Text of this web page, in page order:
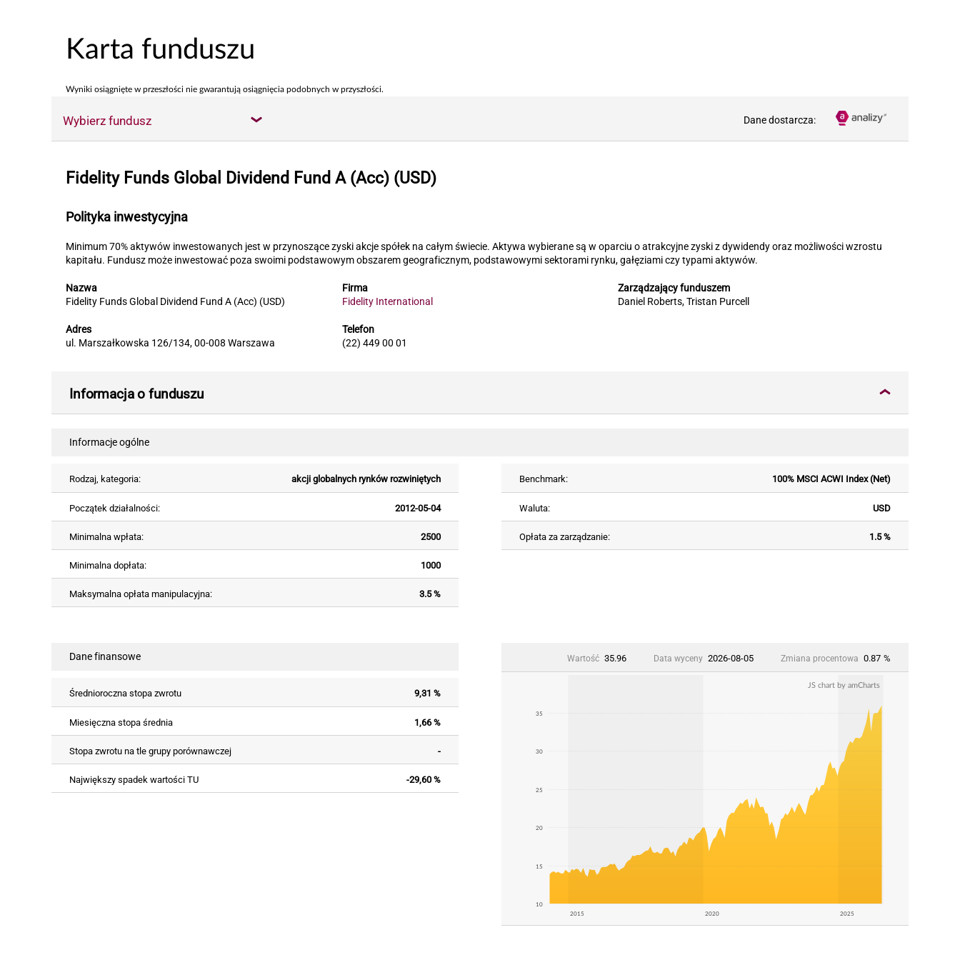
Karta funduszu
Wyniki osiągnięte w przeszłości nie gwarantują osiągnięcia podobnych w przyszłości.
Wybierz fundusz Dane dostarcza:
Fidelity Funds Global Dividend Fund A (Acc) (USD)
Polityka inwestycyjna
Minimum 70% aktywów inwestowanych jest w przynoszące zyski akcje spółek na całym świecie. Aktywa wybierane są w oparciu o atrakcyjne zyski z dywidendy oraz możliwości wzrostu
kapitału. Fundusz może inwestować poza swoimi podstawowym obszarem geograficznym, podstawowymi sektorami rynku, gałęziami czy typami aktywów.
Nazwa
Fidelity Funds Global Dividend Fund A (Acc) (USD)
Adres
ul. Marszałkowska 126/134, 00-008 Warszawa
Firma
Fidelity International
Telefon
(22) 449 00 01
Zarządzający funduszem
Daniel Roberts, Tristan Purcell
Informacja o funduszu
Informacje ogólne
Rodzaj, kategoria: akcji globalnych rynków rozwiniętych
Początek działalności: 2012-05-04
Minimalna wpłata: 2500
Minimalna dopłata: 1000
Maksymalna opłata manipulacyjna: 3.5 %
Benchmark: 100% MSCI ACWI Index (Net)
Waluta: USD
Opłata za zarządzanie: 1.5 %
Dane finansowe
Średnioroczna stopa zwrotu 9,31 %
Miesięczna stopa średnia 1,66 %
Stopa zwrotu na tle grupy porównawczej -
Największy spadek wartości TU -29,60 %
Wartość 35.96 Data wyceny 2026-08-05 Zmiana procentowa 0.87 %
2015 2020 2025
10
15
20
25
30
35
JS chart by amCharts